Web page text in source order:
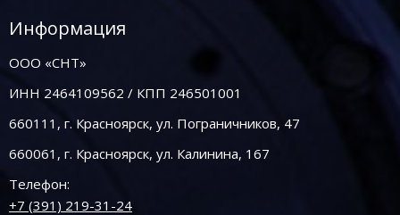
Информация
ООО «СНТ»
ИНН 2464109562 / КПП 246501001
660111, г. Красноярск, ул. Пограничников, 47
660061, г. Красноярск, ул. Калинина, 167
Телефон:
+7 (391) 219-31-24